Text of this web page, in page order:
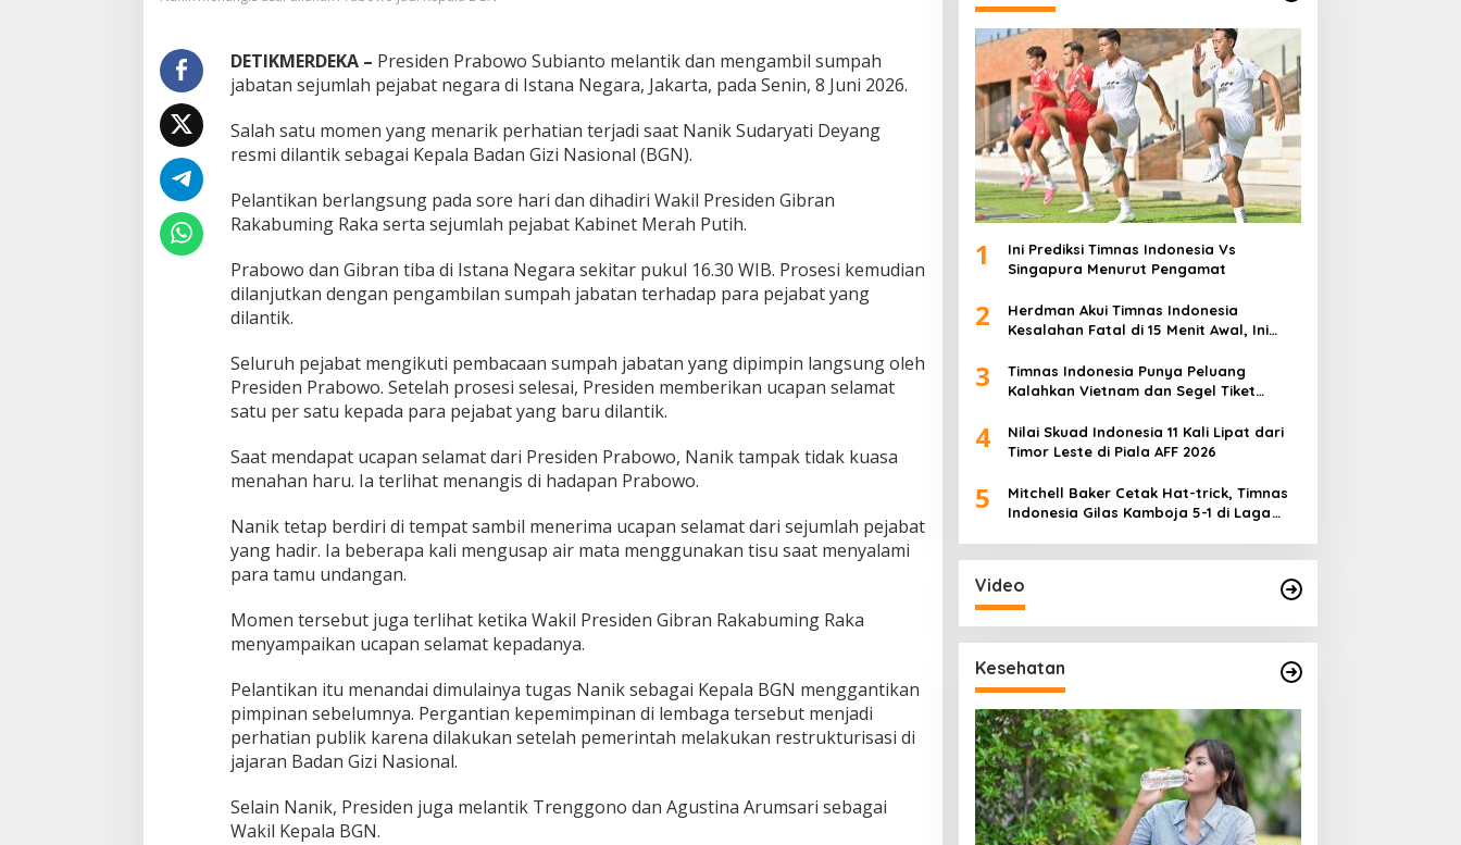
s
a
i
i
n
i
P
r
d
e
n
r
a
b
w
o
J
a
i
K
p
a
l
a
B
N
DETIKMERDEKA – Presiden Prabowo Subianto melantik dan mengambil sumpah
jabatan sejumlah pejabat negara di Istana Negara, Jakarta, pada Senin, 8 Juni 2026.
Salah satu momen yang menarik perhatian terjadi saat Nanik Sudaryati Deyang
resmi dilantik sebagai Kepala Badan Gizi Nasional (BGN).
Pelantikan berlangsung pada sore hari dan dihadiri Wakil Presiden Gibran
Rakabuming Raka serta sejumlah pejabat Kabinet Merah Putih.
Prabowo dan Gibran tiba di Istana Negara sekitar pukul 16.30 WIB. Prosesi kemudian
dilanjutkan dengan pengambilan sumpah jabatan terhadap para pejabat yang
dilantik.
Seluruh pejabat mengikuti pembacaan sumpah jabatan yang dipimpin langsung oleh
Presiden Prabowo. Setelah prosesi selesai, Presiden memberikan ucapan selamat
satu per satu kepada para pejabat yang baru dilantik.
Saat mendapat ucapan selamat dari Presiden Prabowo, Nanik tampak tidak kuasa
menahan haru. Ia terlihat menangis di hadapan Prabowo.
Nanik tetap berdiri di tempat sambil menerima ucapan selamat dari sejumlah pejabat
yang hadir. Ia beberapa kali mengusap air mata menggunakan tisu saat menyalami
para tamu undangan.
Momen tersebut juga terlihat ketika Wakil Presiden Gibran Rakabuming Raka
menyampaikan ucapan selamat kepadanya.
Pelantikan itu menandai dimulainya tugas Nanik sebagai Kepala BGN menggantikan
pimpinan sebelumnya. Pergantian kepemimpinan di lembaga tersebut menjadi
perhatian publik karena dilakukan setelah pemerintah melakukan restrukturisasi di
jajaran Badan Gizi Nasional.
Selain Nanik, Presiden juga melantik Trenggono dan Agustina Arumsari sebagai
Wakil Kepala BGN.
1
Ini Prediksi Timnas Indonesia Vs
Singapura Menurut Pengamat
2
Herdman Akui Timnas Indonesia
Kesalahan Fatal di 15 Menit Awal, Ini
3
Timnas Indonesia Punya Peluang
Kalahkan Vietnam dan Segel Tiket
4
Nilai Skuad Indonesia 11 Kali Lipat dari
Timor Leste di Piala AFF 2026
5
Mitchell Baker Cetak Hat-trick, Timnas
Indonesia Gilas Kamboja 5-1 di Laga
Video
Kesehatan